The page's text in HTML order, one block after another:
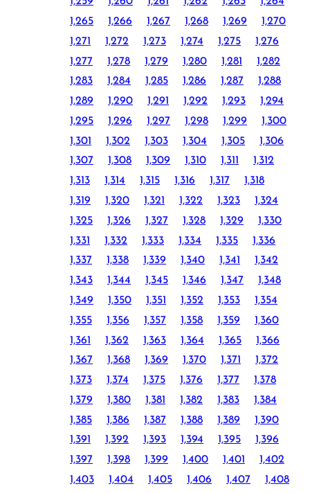
1,265
1,266 1,267 1,268 1,269
1,270
1,271
1,272 1,273 1,274 1,275
1,276
1,277
1,278 1,279 1,280 1,281
1,282
1,283
1,284 1,285 1,286 1,287
1,288
1,289
1,290 1,291 1,292 1,293
1,294
1,295
1,296 1,297 1,298 1,299
1,300
1,301
1,302 1,303 1,304 1,305
1,306
1,307
1,308 1,309 1,310 1,311
1,312
1,313
1,314 1,315 1,316 1,317
1,318
1,319
1,320 1,321 1,322 1,323
1,324
1,325
1,326 1,327 1,328 1,329
1,330
1,331
1,332 1,333 1,334 1,335
1,336
1,337
1,338 1,339 1,340 1,341
1,342
1,343
1,344 1,345 1,346 1,347
1,348
1,349
1,350 1,351 1,352 1,353
1,354
1,355
1,356 1,357 1,358 1,359
1,360
1,361
1,362 1,363 1,364 1,365
1,366
1,367
1,368 1,369 1,370 1,371
1,372
1,373
1,374 1,375 1,376 1,377
1,378
1,379
1,380 1,381 1,382 1,383
1,384
1,385
1,386 1,387 1,388 1,389
1,390
1,391
1,392 1,393 1,394 1,395
1,396
1,397
1,398 1,399 1,400 1,401
1,402
1,403
1,404 1,405 1,406 1,407
1,408